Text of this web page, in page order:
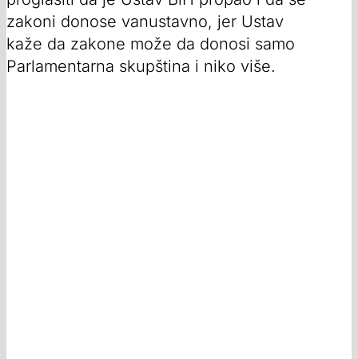
zakoni donose vanustavno, jer Ustav
kaže da zakone može da donosi samo
Parlamentarna skupština i niko više.